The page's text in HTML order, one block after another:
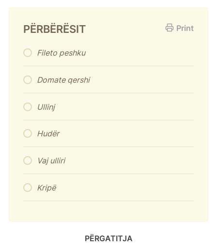
Print
PËRBËRËSIT
Fileto peshku
Domate qershi
Ullinj
Hudër
Vaj ulliri
Kripë
PËRGATITJA